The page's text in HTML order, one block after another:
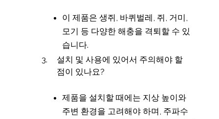
이 제품은 생쥐, 바퀴벌레, 쥐, 거미,
모기 등 다양한 해충을 격퇴할 수 있
습니다.
설치 및 사용에 있어서 주의해야 할
점이 있나요?
제품을 설치할 때에는 지상 높이와
주변 환경을 고려해야 하며, 주파수